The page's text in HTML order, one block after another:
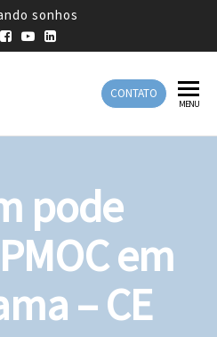
sonhos
CONTATO
MENU
pode
em
– CE